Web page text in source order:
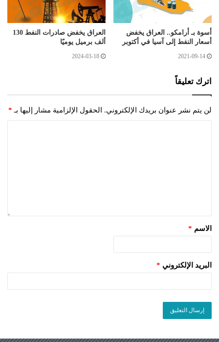
أسوة بـ أرامكو.. العراق يخفض
أسعار النفط إلى آسيا في أكتوبر
2021-09-14
العراق يخفض صادرات النفط 130
ألف برميل يوميًا
2024-03-18
اترك تعليقاً
لن يتم نشر عنوان بريدك الإلكتروني. الحقول الإلزامية مشار إليها بـ *
الاسم *
البريد الإلكتروني *